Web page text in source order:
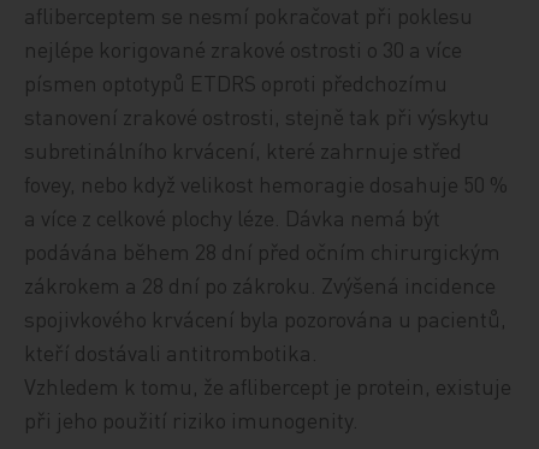
afliberceptem se nesmí pokračovat při poklesu
nejlépe korigované zrakové ostrosti o 30 a více
písmen optotypů ETDRS oproti předchozímu
stanovení zrakové ostrosti, stejně tak při výskytu
subretinálního krvácení, které zahrnuje střed
fovey, nebo když velikost hemoragie dosahuje 50 %
a více z celkové plochy léze. Dávka nemá být
podávána během 28 dní před očním chirurgickým
zákrokem a 28 dní po zákroku. Zvýšená incidence
spojivkového krvácení byla pozorována u pacientů,
kteří dostávali antitrombotika.
Vzhledem k tomu, že aflibercept je protein, existuje
při jeho použití riziko imunogenity.